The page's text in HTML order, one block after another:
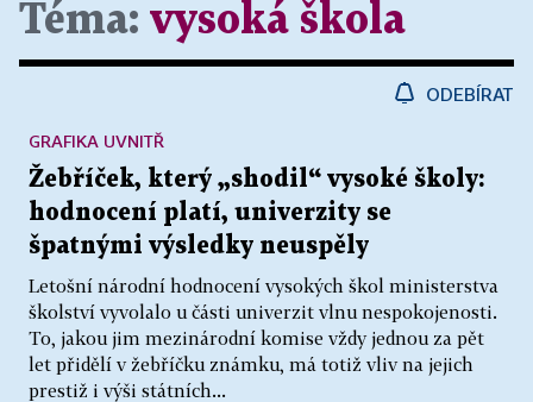
Téma: vysoká škola
ODEBÍRAT
Žebříček, který „shodil“ vysoké školy:
hodnocení platí, univerzity se
špatnými výsledky neuspěly
Letošní národní hodnocení vysokých škol ministerstva
školství vyvolalo u části univerzit vlnu nespokojenosti.
To, jakou jim mezinárodní komise vždy jednou za pět
let přidělí v žebříčku známku, má totiž vliv na jejich
prestiž i výši státních...
GRAFIKA UVNITŘ